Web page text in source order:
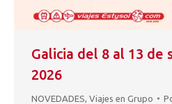
Galicia del 8 al 13 de
2026
NOVEDADES, Viajes en Grupo